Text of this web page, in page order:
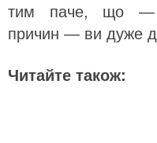
тим паче, що —
причин — ви дуже
Читайте також: